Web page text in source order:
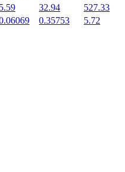
5.59 32.94 527.33
0.35753 5.72